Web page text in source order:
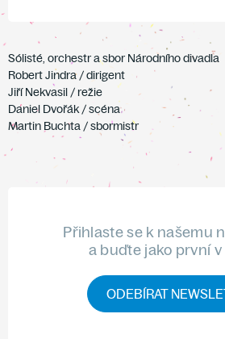
Sólisté, orchestr a sbor Národního divadla
Robert Jindra / dirigent
Jiří Nekvasil / režie
Daniel Dvořák / scéna
Martin Buchta / sbormistr
Přihlaste se k našemu
a buďte jako první
ODEBÍRAT